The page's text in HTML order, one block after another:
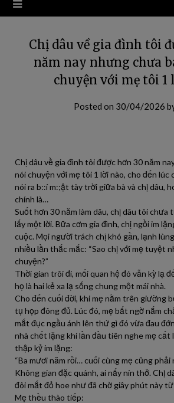
Chị dâu về gia đình tôi
năm nay nhưng chưa
chuyện với mẹ tôi 1
Posted on 30/04/2026
Chị dâu về gia đình tôi được hơn 30 năm
nói chuyện với mẹ tôi 1 lời nào, cho đến lúc
nói ra b::í m:;ật tày trời giữa bà và chị dâu,
chính là…
Suốt hơn 30 năm làm dâu, chị dâu tôi chưa
lấy một lời. Bữa cơm gia đình, chị ngồi im
cuộc. Mọi người trách chị khó gần, lạnh
nhiều lần thắc mắc: “Sao chị với mẹ tuyệt
chuyện?”
Thời gian trôi đi, mối quan hệ đó vẫn kỳ lạ
họ là hai kẻ xa lạ sống chung một mái nhà.
Cho đến cuối đời, khi mẹ nằm trên giường
tụ họp đông đủ. Lúc đó, mẹ bất ngờ nắm
mắt đục ngầu ánh lên thứ gì đó vừa đau
nhà chết lặng khi lần đầu tiên nghe mẹ cất
thập kỷ im lặng:
“Ba mươi năm rồi… cuối cùng mẹ cũng phải
Không gian đặc quánh, ai nấy nín thở. Chị
đôi mắt đỏ hoe như đã chờ giây phút này từ
Mẹ thều thào tiếp: